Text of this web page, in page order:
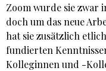
Zoom wurde sie zwar
doch um das neue
hat sie zusätzlich
fundierten
Kolleginnen und -